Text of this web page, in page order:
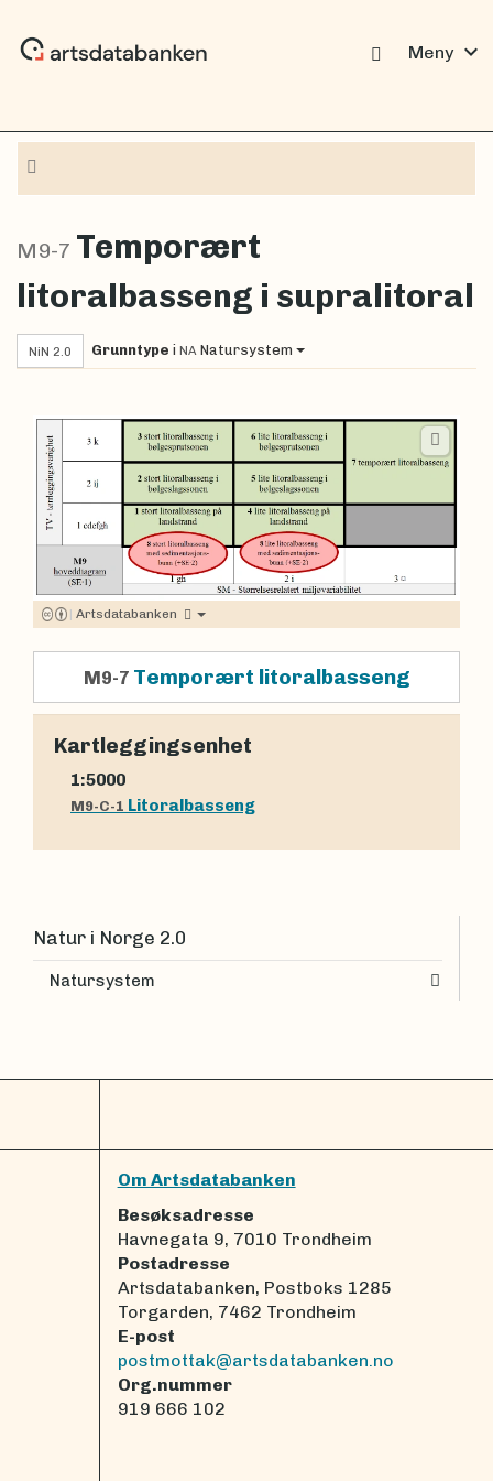
Meny expand_more
M9-7 Temporært
litoralbasseng i supralitoral
NiN 2.0 Grunntype i NA Natursystem
| Artsdatabanken
M9-7 Temporært litoralbasseng
Kartleggingsenhet
1:5000
M9-C-1 Litoralbasseng
Natur i Norge 2.0
Natursystem
Om Artsdatabanken
Besøksadresse
Havnegata 9, 7010 Trondheim
Postadresse
Artsdatabanken, Postboks 1285
Torgarden, 7462 Trondheim
E-post
postmottak@artsdatabanken.no
Org.nummer
919 666 102